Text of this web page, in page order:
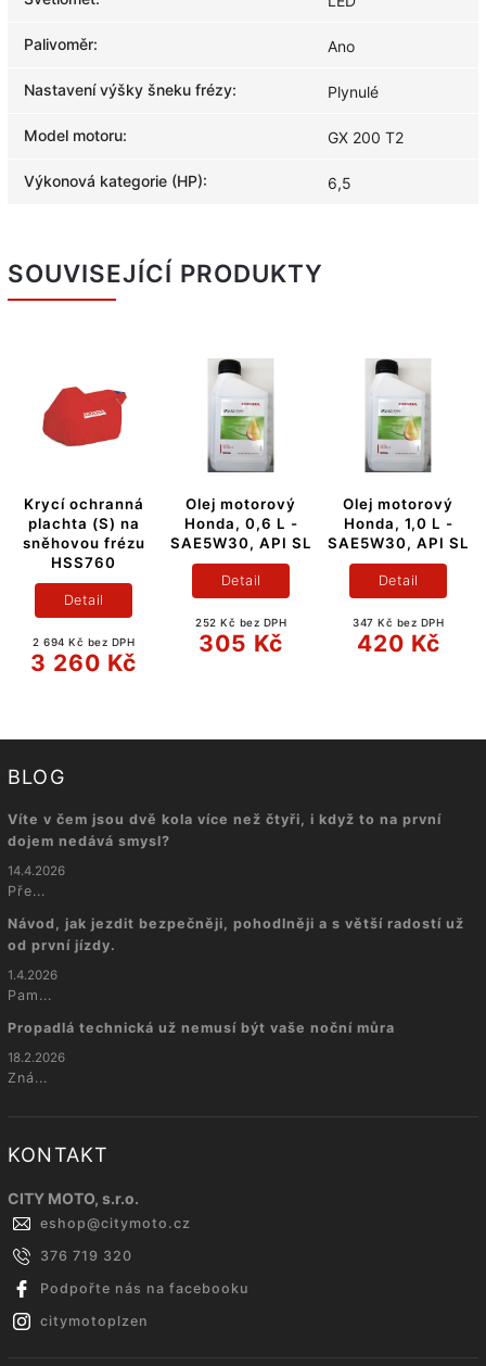
Palivoměr: Ano
Nastavení výšky šneku frézy: Plynulé
Model motoru: GX 200 T2
Výkonová kategorie (HP): 6,5
SOUVISEJÍCÍ PRODUKTY
Krycí ochranná
plachta (S) na
sněhovou frézu
HSS760
2 694 Kč bez DPH
3 260 Kč
Detail
Olej motorový
Honda, 0,6 L -
SAE5W30, API SL
252 Kč bez DPH
305 Kč
Detail
Olej motorový
Honda, 1,0 L -
SAE5W30, API SL
347 Kč bez DPH
420 Kč
Detail
BLOG
Víte v čem jsou dvě kola více než čtyři, i když to na první
dojem nedává smysl?
14.4.2026
Pře...
Návod, jak jezdit bezpečněji, pohodlněji a s větší radostí už
od první jízdy.
1.4.2026
Pam...
Propadlá technická už nemusí být vaše noční můra
18.2.2026
Zná...
KONTAKT
CITY MOTO, s.r.o.
eshop@citymoto.cz
376 719 320
Podpořte nás na facebooku
citymotoplzen